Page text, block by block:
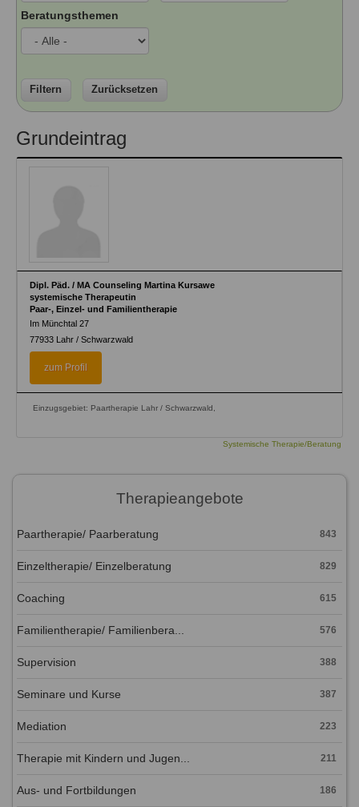
Qualitätssicherung
Qualität unserer Therapeuten
Familienthemen
Veranstaltungen
Seminare und Kurse
Fortbildungen
Ausbildungsinstitute
Information über Qualifikation
Liste der Fachverbände
Sitemap
Links
Formular zur Registrierung
Beratungsthemen
Filtern Zurücksetzen
Grundeintrag
Dipl. Päd. / MA Counseling Martina Kursawe
systemische Therapeutin
Paar-, Einzel- und Familientherapie
Im Münchtal 27
77933
Lahr / Schwarzwald
zum Profil
Einzugsgebiet: Paartherapie Lahr / Schwarzwald,
Systemische Therapie/Beratung
Therapieangebote
Paartherapie/ Paarberatung 843
Einzeltherapie/ Einzelberatung 829
Coaching 615
Familientherapie/ Familienbera... 576
Supervision 388
Seminare und Kurse 387
Mediation 223
Therapie mit Kindern und Jugen... 211
Aus- und Fortbildungen 186